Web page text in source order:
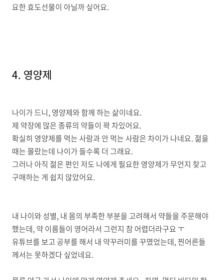
요한 효도선물이 아닐까 싶어요.
4. 영양제
나이가 드니, 영양제와 함께 하는 삶이네요.
제 약장에 많은 종류의 약들이 꽉 차있어요.
확실히 영양제를 먹는 사람과 안 먹는 사람은 차이가 나네요. 젊을
때는 몰랐는데 나이가 들수록 더 그래요.
그러나 아직 젊은 편인 저도 나에게 필요한 영양제가 무언지 찾고
구매하는 게 쉽지 않았어요.
내 나이와 성별, 내 몸의 부족한 부분을 고려해서 약들을 주문해야
했는데, 약 이름들이 영어라서 그런지 참 어렵더라구요 ㅜ
유튜브를 보고 공부를 해서 내 약꾸러미를 꾸몄었는데, 찐어른들
께서는 못하겠다 싶었네요.